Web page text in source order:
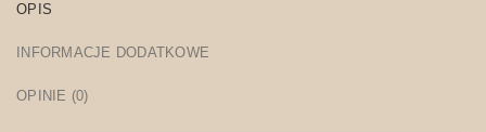
OPIS
INFORMACJE DODATKOWE
OPINIE (0)